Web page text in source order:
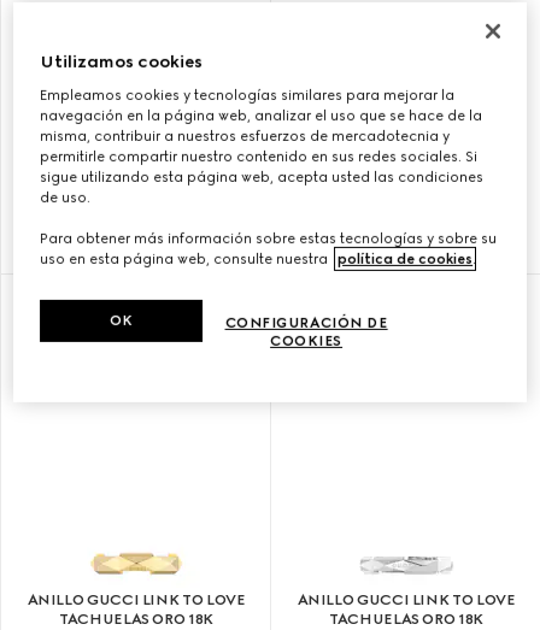
ANILLO GUCCI LINK TO LOVE
ESPEJO ORO 18K
€ 1.100
ANILLO GUCCI LINK TO LOVE
TACHUELAS ORO 18K
€ 1.700
ANILLO GUCCI LINK TO LOVE
TACHUELAS ORO 18K
ANILLO GUCCI LINK TO LOVE
TACHUELAS ORO 18K
Utilizamos cookies
Empleamos cookies y tecnologías similares para mejorar la
navegación en la página web, analizar el uso que se hace de la
misma, contribuir a nuestros esfuerzos de mercadotecnia y
permitirle compartir nuestro contenido en sus redes sociales. Si
sigue utilizando esta página web, acepta usted las condiciones
de uso.
Para obtener más información sobre estas tecnologías y sobre su
uso en esta página web, consulte nuestra
política de cookies.
CONFIGURACIÓN DE
COOKIES
OK